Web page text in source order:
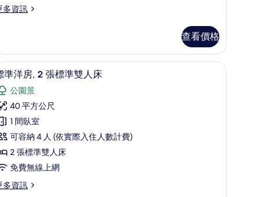
多資訊
,
張
,
查看價格
桌、遮光布/窗簾、免費搖籃/嬰兒床、免費無線上網
示
,
張
標準洋房, 2 張標準雙人床 | 客房設施服務
6
準洋房, 2 張標準雙人床
公園景
40 平方公尺
1 間臥室
可容納 4 人 (依實際入住人數計費)
2 張標準雙人床
免費無線上網
多資訊